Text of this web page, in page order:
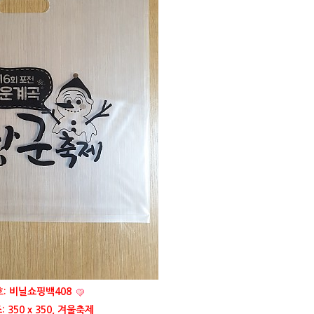
: 비닐쇼핑백408
: 350 x 350, 겨울축제